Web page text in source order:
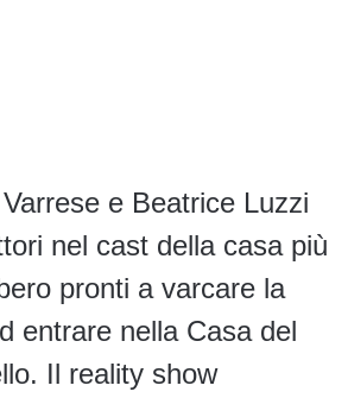
e Beatrice Luzzi
nel cast della casa più
pronti a varcare la
entrare nella Casa del
Il reality show